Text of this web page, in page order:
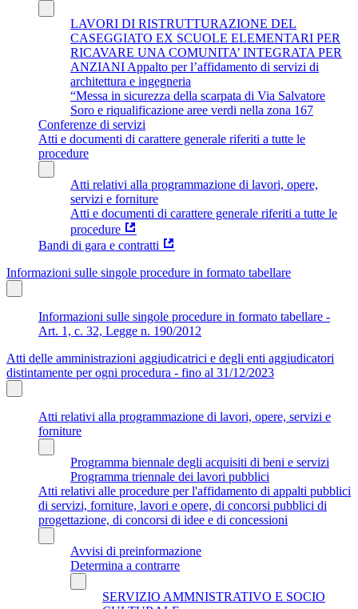
LAVORI DI RISTRUTTURAZIONE DEL
CASEGGIATO EX SCUOLE ELEMENTARI PER
RICAVARE UNA COMUNITA’ INTEGRATA PER
ANZIANI Appalto per l’affidamento di servizi di
architettura e ingegneria
“Messa in sicurezza della scarpata di Via Salvatore
Soro e riqualificazione aree verdi nella zona 167
Conferenze di servizi
Atti e documenti di carattere generale riferiti a tutte le
procedure
Atti relativi alla programmazione di lavori, opere,
servizi e forniture
Atti e documenti di carattere generale riferiti a tutte le
procedure
Bandi di gara e contratti
Informazioni sulle singole procedure in formato tabellare
Informazioni sulle singole procedure in formato tabellare -
Art. 1, c. 32, Legge n. 190/2012
Atti delle amministrazioni aggiudicatrici e degli enti aggiudicatori
distintamente per ogni procedura - fino al 31/12/2023
Atti relativi alla programmazione di lavori, opere, servizi e
forniture
Programma biennale degli acquisiti di beni e servizi
Programma triennale dei lavori pubblici
Atti relativi alle procedure per l'affidamento di appalti pubblici
di servizi, forniture, lavori e opere, di concorsi pubblici di
progettazione, di concorsi di idee e di concessioni
Avvisi di preinformazione
Determina a contrarre
SERVIZIO AMMNISTRATIVO E SOCIO